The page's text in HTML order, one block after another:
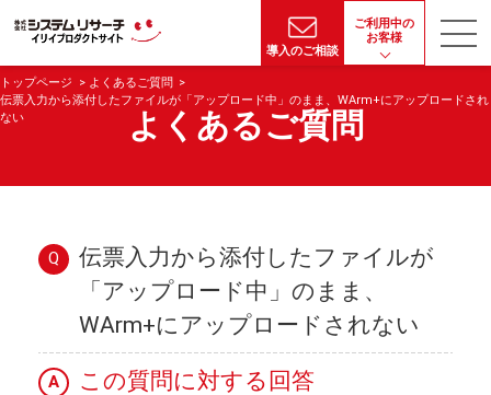
導入のご相談
ご利用中の
お客様
トップページ
よくあるご質問
伝票入力から添付したファイルが「アップロード中」のまま、WArm+にアップロードされ
ない
よくあるご質問
Q
伝票入力から添付したファイルが
「アップロード中」のまま、
WArm+にアップロードされない
A この質問に対する回答